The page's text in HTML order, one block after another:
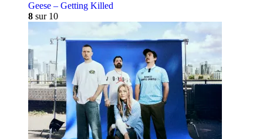
Geese – Getting Killed
8 sur 10